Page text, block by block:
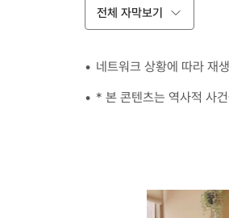
전체 자막보기
네트워크 상황에 따라 재
* 본 콘텐츠는 역사적 사